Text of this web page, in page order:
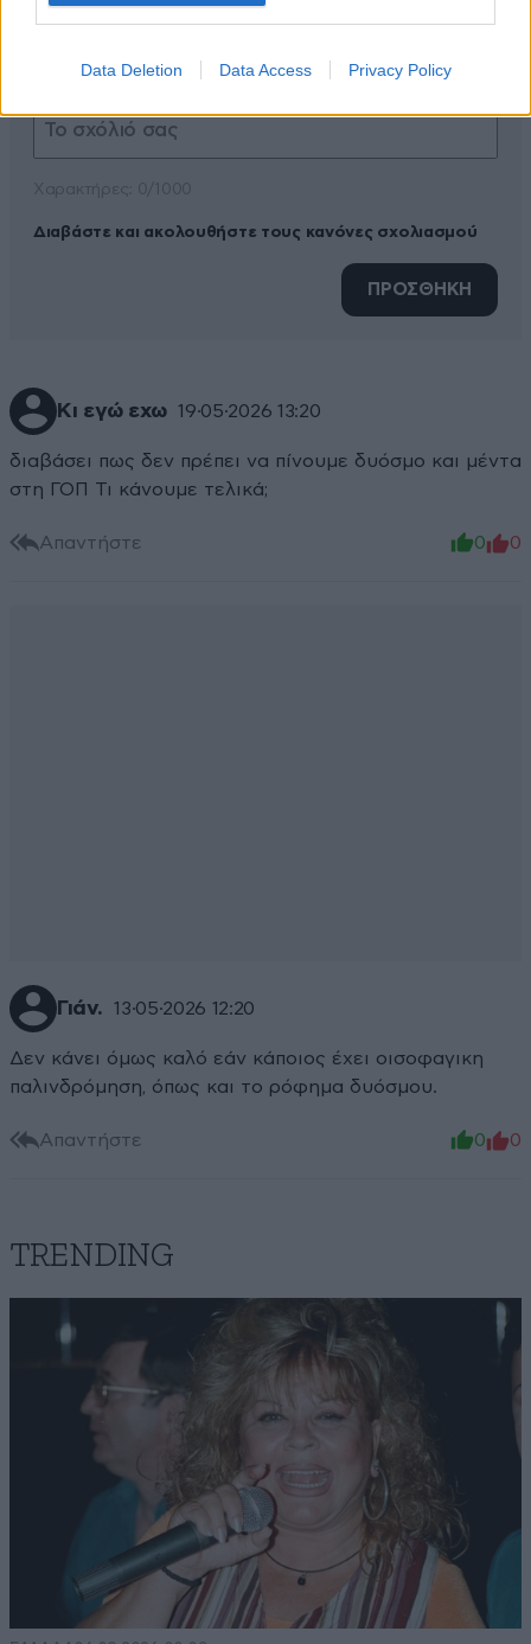
Data Deletion Data Access Privacy Policy
Διαβάστε και ακολουθήστε τους κανόνες σχολιασμού
ΠΡΟΣΘΗΚΗ
Κι εγώ εχω 19·05·2026 13:20
διαβάσει πως δεν πρέπει να πίνουμε δυόσμο και μέντα
στη ΓΟΠ Τι κάνουμε τελικά;
Απαντήστε 0 0
Γιάν. 13·05·2026 12:20
Δεν κάνει όμως καλό εάν κάποιος έχει οισοφαγικη
παλινδρόμηση, όπως και το ρόφημα δυόσμου.
Απαντήστε 0 0
TRENDING